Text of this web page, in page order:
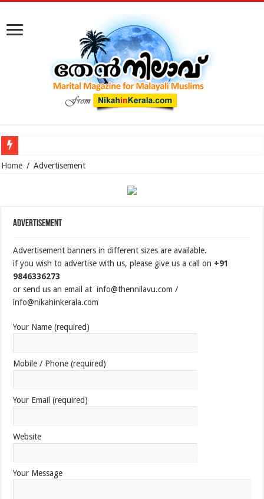
കോടതിക്ക് പുറത്ത് നടക്കുന്ന മുസ്‌ലിം വിവാഹ മോചനം: കുടുംബ
Home / Advertisement
Advertisement
Advertisement banners in different sizes are available.
if you wish to advertise with us, please give us a call on +91
9846336273
or send us an email at info@thennilavu.com /
info@nikahinkerala.com
Your Name (required)
Mobile / Phone (required)
Your Email (required)
Website
Your Message